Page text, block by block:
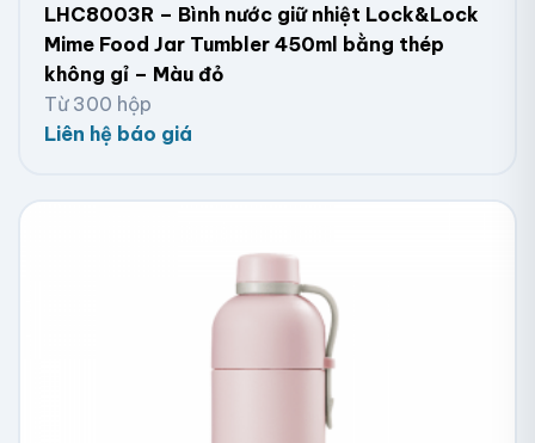
LHC8003R – Bình nước giữ nhiệt Lock&Lock
Mime Food Jar Tumbler 450ml bằng thép
không gỉ – Màu đỏ
Từ 300 hộp
Liên hệ báo giá